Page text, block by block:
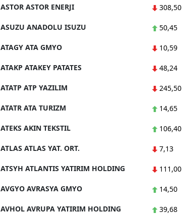
ASTOR ASTOR ENERJI 308,50
ASUZU ANADOLU ISUZU 50,45
ATAGY ATA GMYO 10,59
ATAKP ATAKEY PATATES 48,24
ATATP ATP YAZILIM 245,50
ATATR ATA TURIZM 14,65
ATEKS AKIN TEKSTIL 106,40
ATLAS ATLAS YAT. ORT. 7,13
ATSYH ATLANTIS YATIRIM HOLDING 111,00
AVGYO AVRASYA GMYO 14,50
AVHOL AVRUPA YATIRIM HOLDING 39,68